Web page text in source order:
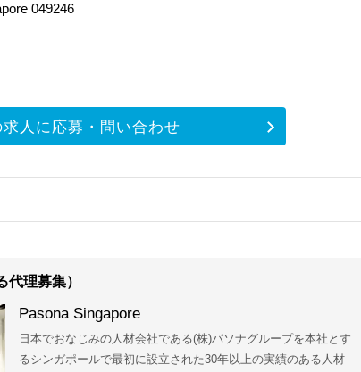
049246
求人に応募・問い合わせ
理募集）
Pasona Singapore
日本でおなじみの人材会社である(株)パソナグループを本社とす
るシンガポールで最初に設立された30年以上の実績のある人材